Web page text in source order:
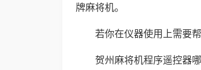
牌麻将机。
若你在仪器使用上需要
贺州麻将机程序遥控器